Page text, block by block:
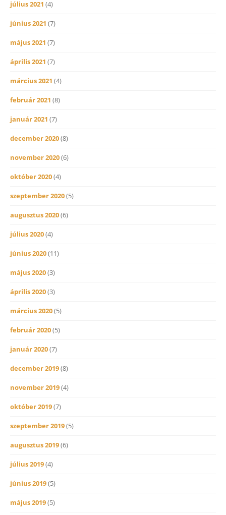
július 2021 (4)
június 2021 (7)
május 2021 (7)
április 2021 (7)
március 2021 (4)
február 2021 (8)
január 2021 (7)
december 2020(8)
november 2020(6)
október 2020(4)
szeptember 2020(5)
augusztus 2020(6)
július 2020(4)
június 2020(11)
május 2020(3)
április 2020(3)
március 2020(5)
február 2020(5)
január 2020(7)
december 2019(8)
november 2019(4)
október 2019(7)
szeptember 2019(5)
augusztus 2019(6)
július 2019(4)
június 2019(5)
május 2019(5)